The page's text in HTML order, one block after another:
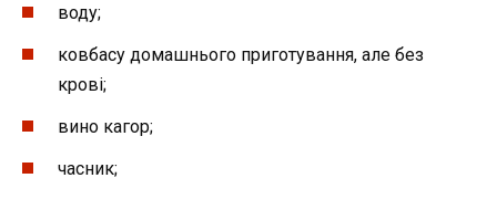
воду;
ковбасу домашнього приготування, але без
крові;
вино кагор;
часник;